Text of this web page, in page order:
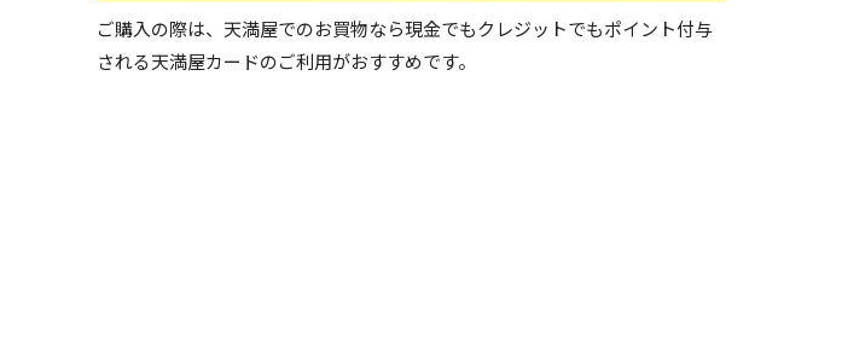
ご購入の際は、天満屋でのお買物なら現金でもクレジットでもポイント付与
される天満屋カードのご利用がおすすめです。